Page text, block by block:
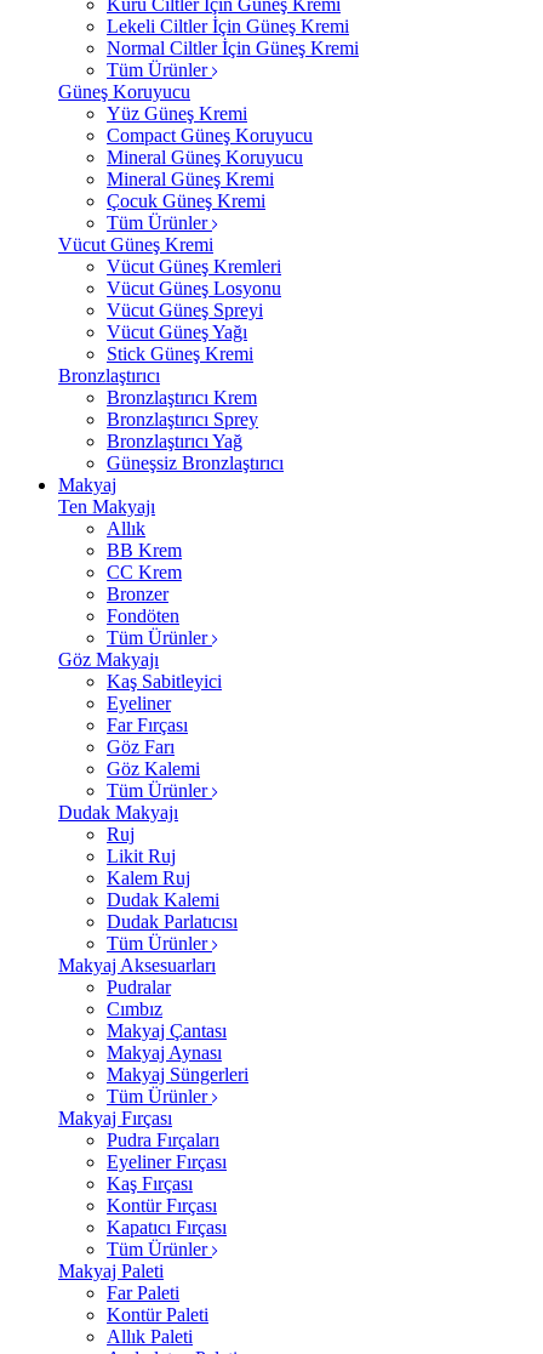
Kuru Ciltler İçin Güneş Kremi
Lekeli Ciltler İçin Güneş Kremi
Normal Ciltler İçin Güneş Kremi
Tüm Ürünler
Güneş Koruyucu
Yüz Güneş Kremi
Compact Güneş Koruyucu
Mineral Güneş Koruyucu
Mineral Güneş Kremi
Çocuk Güneş Kremi
Tüm Ürünler
Vücut Güneş Kremi
Vücut Güneş Kremleri
Vücut Güneş Losyonu
Vücut Güneş Spreyi
Vücut Güneş Yağı
Stick Güneş Kremi
Bronzlaştırıcı
Bronzlaştırıcı Krem
Bronzlaştırıcı Sprey
Bronzlaştırıcı Yağ
Güneşsiz Bronzlaştırıcı
Makyaj
Ten Makyajı
Allık
BB Krem
CC Krem
Bronzer
Fondöten
Tüm Ürünler
Göz Makyajı
Kaş Sabitleyici
Eyeliner
Far Fırçası
Göz Farı
Göz Kalemi
Tüm Ürünler
Dudak Makyajı
Ruj
Likit Ruj
Kalem Ruj
Dudak Kalemi
Dudak Parlatıcısı
Tüm Ürünler
Makyaj Aksesuarları
Pudralar
Cımbız
Makyaj Çantası
Makyaj Aynası
Makyaj Süngerleri
Tüm Ürünler
Makyaj Fırçası
Pudra Fırçaları
Eyeliner Fırçası
Kaş Fırçası
Kontür Fırçası
Kapatıcı Fırçası
Tüm Ürünler
Makyaj Paleti
Far Paleti
Kontür Paleti
Allık Paleti